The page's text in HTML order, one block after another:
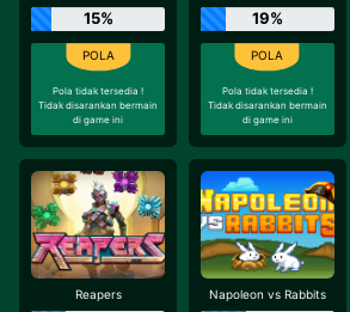
15%
Pola tidak tersedia !
Tidak disarankan bermain
di game ini
19%
Pola tidak tersedia !
Tidak disarankan bermain
di game ini
Reapers Napoleon vs Rabbits